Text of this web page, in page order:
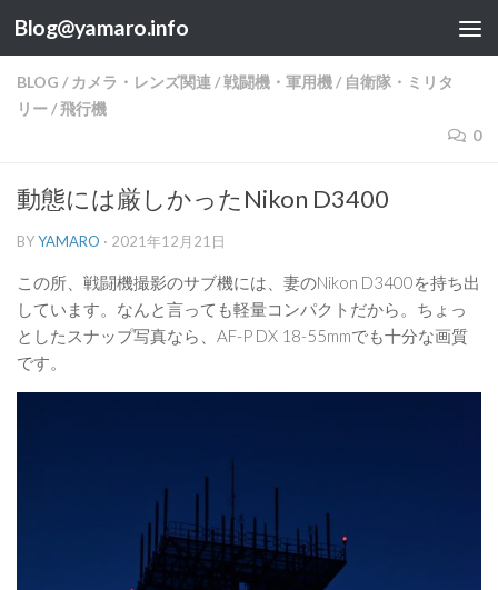
コンテンツへスキップ
Blog@yamaro.info
BLOG / カメラ・レンズ関連/戦闘機・軍用機/ 自衛隊・ミリタ
リー/ 飛行機
0
動態には厳しかったNikon D3400
BYYAMARO · 2021年12月21日
この所、戦闘機撮影のサブ機には、妻のNikon D3400を持ち出
しています。なんと言っても軽量コンパクトだから。ちょっ
としたスナップ写真なら、AF-P DX 18-55mmでも十分な画質
です。